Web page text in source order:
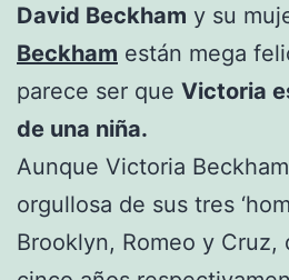
David Beckham y su
Beckham están mega
parece ser que Victoria
de una niña.
Aunque Victoria
orgullosa de sus tres
Brooklyn, Romeo y Cruz,